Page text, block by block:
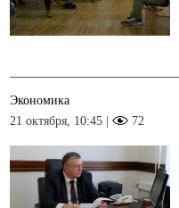
Экономика
21 октября, 10:45 |
72